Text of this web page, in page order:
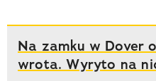
Na zamku w Dover
wrota. Wyryto na